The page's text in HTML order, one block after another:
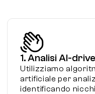
1. Analisi AI-
Utilizziamo
artificiale per
identificando